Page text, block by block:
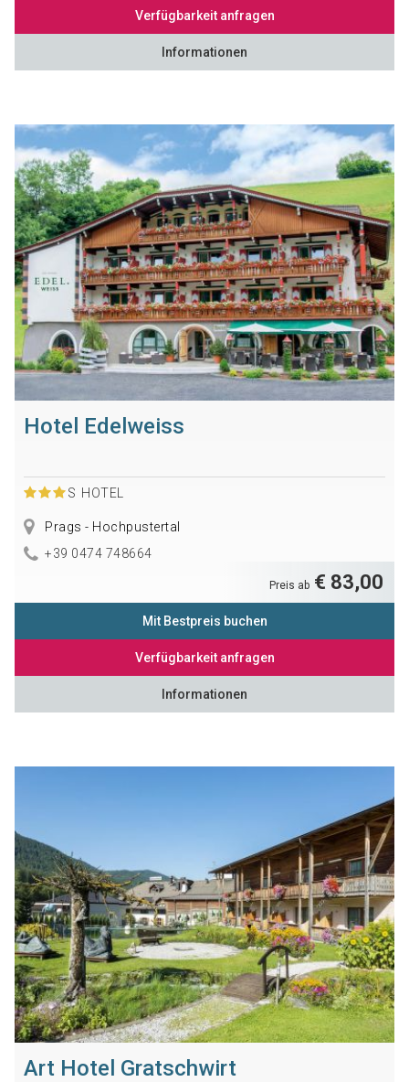
Verfügbarkeit anfragen
Informationen
Hotel Edelweiss
S HOTEL
Prags - Hochpustertal
+39 0474 748664
Preis ab € 83,00
Mit Bestpreis buchen
Verfügbarkeit anfragen
Informationen
Art Hotel Gratschwirt